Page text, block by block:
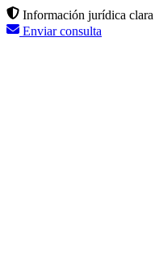
Información jurídica clara
Enviar consulta